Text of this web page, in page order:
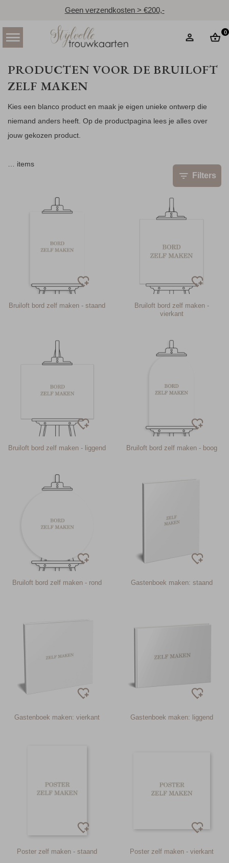
Geen verzendkosten > €200,-
0
PRODUCTEN VOOR DE BRUILOFT
ZELF MAKEN
Kies een blanco product en maak je eigen unieke ontwerp die
niemand anders heeft. Op de productpagina lees je alles over
jouw gekozen product.
items
Filters
Bruiloft bord zelf maken - staand
Bruiloft bord zelf maken -
vierkant
Bruiloft bord zelf maken - liggend Bruiloft bord zelf maken - boog
Bruiloft bord zelf maken - rond Gastenboek maken: staand
Gastenboek maken: vierkant Gastenboek maken: liggend
Poster zelf maken - staand Poster zelf maken - vierkant